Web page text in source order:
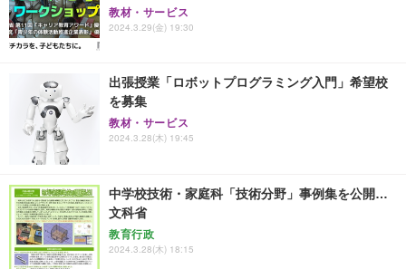
教材・サービス
2024.3.29(金) 19:30
出張授業「ロボットプログラミング入門」希望校
を募集
教材・サービス
2024.3.28(木) 19:45
中学校技術・家庭科「技術分野」事例集を公開…
文科省
教育行政
2024.3.28(木) 18:15